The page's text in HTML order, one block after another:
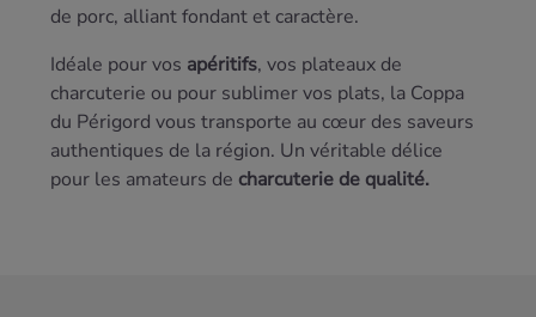
de porc, alliant fondant et caractère.
Idéale pour vos apéritifs, vos plateaux de
charcuterie ou pour sublimer vos plats, la Coppa
du Périgord vous transporte au cœur des saveurs
authentiques de la région. Un véritable délice
pour les amateurs de charcuterie de qualité.